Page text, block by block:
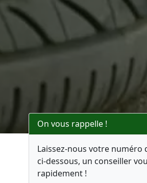
On vous rappelle !
Laissez-nous votre numéro
ci-dessous, un conseiller
rapidement !